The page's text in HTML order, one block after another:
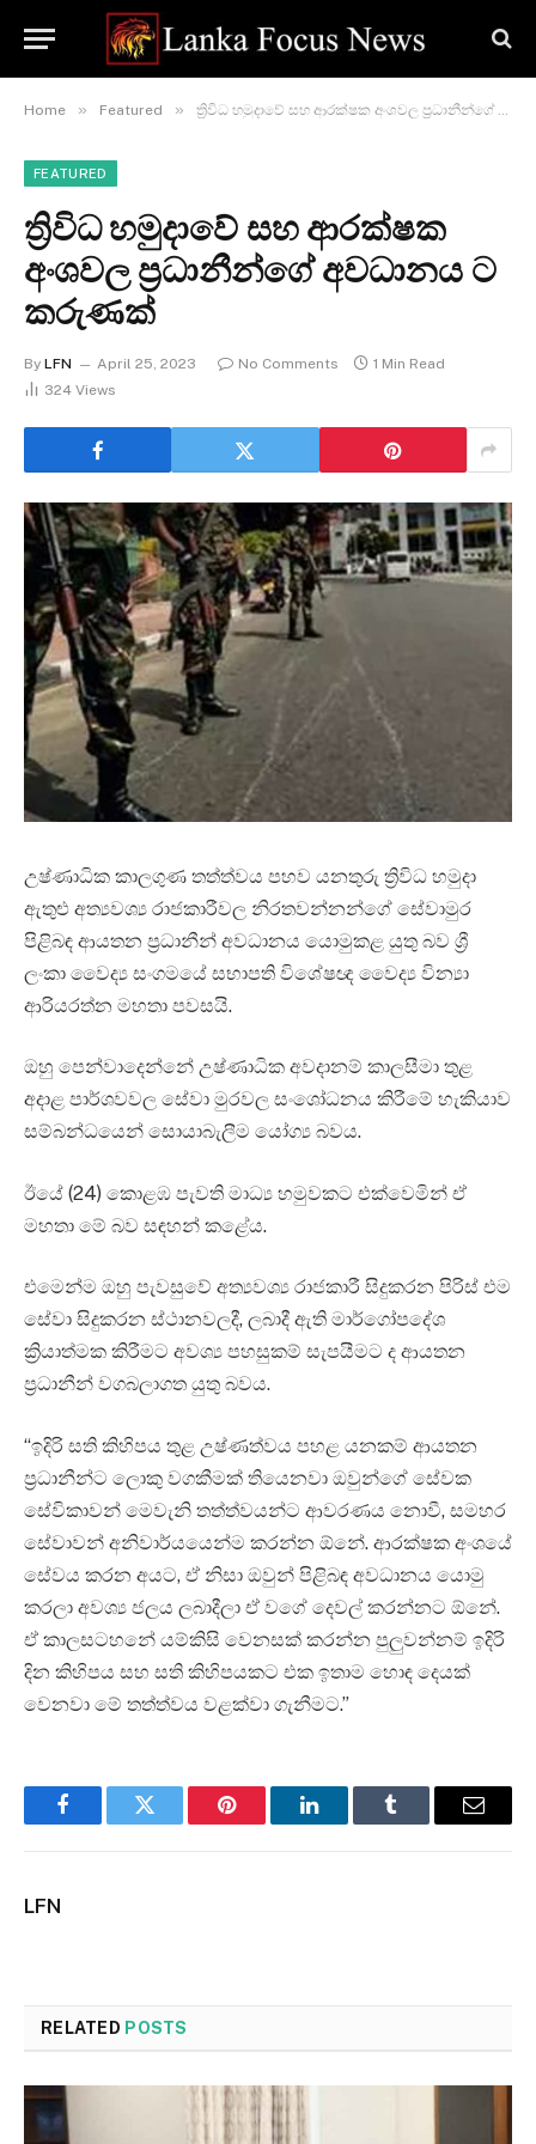
Home » Featured » ත්‍රිවිධ හමුදාවේ සහ ආරක්ෂක අංශවල ප්‍රධානීන්ගේ අවධානය ට කරුණක්
FEATURED
ත්‍රිවිධ හමුදාවේ සහ ආරක්ෂක
අංශවල ප්‍රධානීන්ගේ අවධානය ට
කරුණක්
By LFN April 25, 2023 No Comments
1 Min Read
324 Views
උෂ්ණාධික කාලගුණ තත්ත්වය පහව යනතුරු ත්‍රිවිධ හමුදා
ඇතුළු අත්‍යවශ්‍ය රාජකාරීවල නිරතවන්නන්ගේ සේවාමුර
පිළිබඳ ආයතන ප්‍රධානීන් අවධානය යොමුකළ යුතු බව ශ්‍රී
ලංකා වෛද්‍ය සංගමයේ සභාපති විශේෂඥ වෛද්‍ය වින්‍යා
ආරියරත්න මහතා පවසයි.
ඔහු පෙන්වාදෙන්නේ උෂ්ණාධික අවදානම් කාලසීමා තුළ
අදාළ පාර්ශවවල සේවා මුරවල සංශෝධනය කිරීමේ හැකියාව
සම්බන්ධයෙන් සොයාබැලීම යෝග්‍ය බවය.
ඊයේ (24) කොළඹ පැවති මාධ්‍ය හමුවකට එක්වෙමින් ඒ
මහතා මේ බව සඳහන් කළේය.
එමෙන්ම ඔහු පැවසුවේ අත්‍යවශ්‍ය රාජකාරී සිදුකරන පිරිස් එම
සේවා සිදුකරන ස්ථානවලදී, ලබාදී ඇති මාර්ගෝපදේශ
ක්‍රියාත්මක කිරීමට අවශ්‍ය පහසුකම් සැපයීමට ද ආයතන
ප්‍රධානීන් වගබලාගත යුතු බවය.
“ඉදිරි සති කිහිපය තුළ උෂ්ණත්වය පහළ යනකම් ආයතන
ප්‍රධානීන්ට ලොකු වගකීමක් තියෙනවා ඔවුන්ගේ සේවක
සේවිකාවන් මෙවැනි තත්ත්වයන්ට ආවරණය නොවී, සමහර
සේවාවන් අනිවාර්යයෙන්ම කරන්න ඕනේ. ආරක්ෂක අංශයේ
සේවය කරන අයට, ඒ නිසා ඔවුන් පිළිබඳ අවධානය යොමු
කරලා අවශ්‍ය ජලය ලබාදීලා ඒ වගේ දෙවල් කරන්නට ඕනේ.
ඒ කාලසටහනේ යම්කිසි වෙනසක් කරන්න පුලුවන්නම් ඉදිරි
දින කිහිපය සහ සති කිහිපයකට එක ඉතාම හොඳ දෙයක්
වෙනවා මේ තත්ත්වය වළක්වා ගැනීමට.”
FacebookTwitter Pinterest LinkedInTumblr Email
LFN
RELATED POSTS